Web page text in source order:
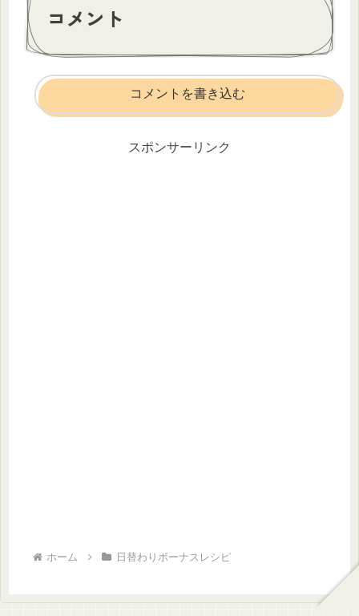
コメント
コメントを書き込む
スポンサーリンク
ホーム 日替わりボーナスレシピ